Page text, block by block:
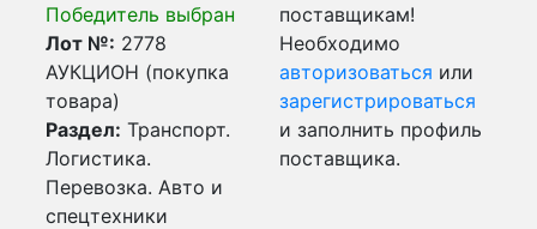
Победитель выбран
Лот №: 2778
АУКЦИОН (покупка
товара)
Раздел: Транспорт.
Логистика.
Перевозка. Авто и
спецтехники
поставщикам!
Необходимо
авторизоваться или
зарегистрироваться
и заполнить профиль
поставщика.